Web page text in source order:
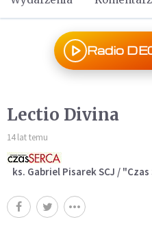
Radio
Lectio Divina
14 lat temu
ks. Gabriel Pisarek SCJ / "Czas